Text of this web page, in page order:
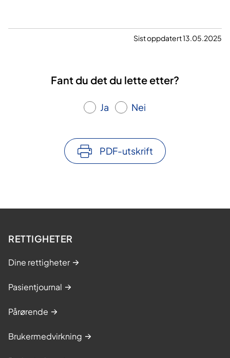
Sist oppdatert 13.05.2025
Fant du det du lette etter?
Ja Nei
PDF-utskrift
RETTIGHETER
Dine rettigheter
Pasientjournal
Pårørende
Brukermedvirkning